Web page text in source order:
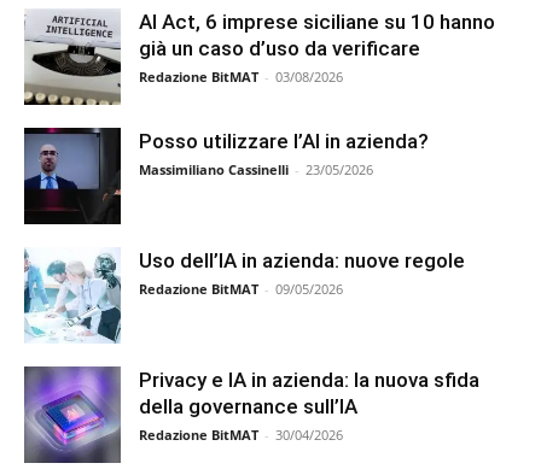
AI Act, 6 imprese siciliane su 10 hanno
già un caso d’uso da verificare
Redazione BitMAT - 03/08/2026
Posso utilizzare l’AI in azienda?
Massimiliano Cassinelli - 23/05/2026
Uso dell’IA in azienda: nuove regole
Redazione BitMAT - 09/05/2026
Privacy e IA in azienda: la nuova sfida
della governance sull’IA
Redazione BitMAT - 30/04/2026